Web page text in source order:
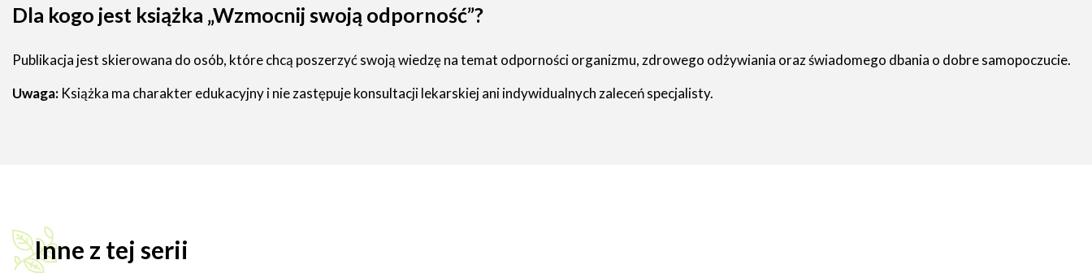
Dla kogo jest książka „Wzmocnij swoją odporność”?
Publikacja jest skierowana do osób, które chcą poszerzyć swoją wiedzę na temat odporności organizmu, zdrowego odżywiania oraz świadomego dbania o dobre samopoczucie.
Uwaga: Książka ma charakter edukacyjny i nie zastępuje konsultacji lekarskiej ani indywidualnych zaleceń specjalisty.
Inne z tej serii